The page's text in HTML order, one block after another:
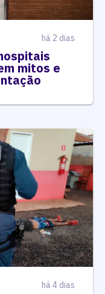
há 2 dias
mitos e
há 4 dias